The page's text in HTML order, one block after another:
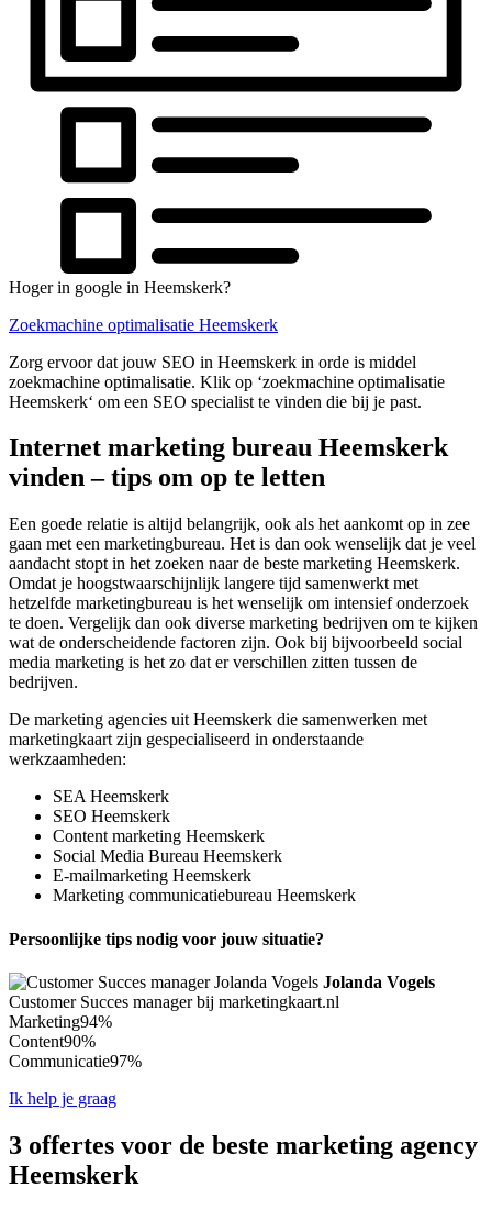
Hoger in google in Heemskerk?
Zoekmachine optimalisatie Heemskerk
Zorg ervoor dat jouw SEO in Heemskerk in orde is middel
zoekmachine optimalisatie. Klik op ‘zoekmachine optimalisatie
Heemskerk‘ om een SEO specialist te vinden die bij je past.
Internet marketing bureau Heemskerk
vinden – tips om op te letten
Een goede relatie is altijd belangrijk, ook als het aankomt op in zee
gaan met een marketingbureau. Het is dan ook wenselijk dat je veel
aandacht stopt in het zoeken naar de beste marketing Heemskerk.
Omdat je hoogstwaarschijnlijk langere tijd samenwerkt met
hetzelfde marketingbureau is het wenselijk om intensief onderzoek
te doen. Vergelijk dan ook diverse marketing bedrijven om te kijken
wat de onderscheidende factoren zijn. Ook bij bijvoorbeeld social
media marketing is het zo dat er verschillen zitten tussen de
bedrijven.
De marketing agencies uit Heemskerk die samenwerken met
marketingkaart zijn gespecialiseerd in onderstaande
werkzaamheden:
SEA Heemskerk
SEO Heemskerk
Content marketing Heemskerk
Social Media Bureau Heemskerk
E-mailmarketing Heemskerk
Marketing communicatiebureau Heemskerk
Persoonlijke tips nodig voor jouw situatie?
Jolanda Vogels
Customer Succes manager bij marketingkaart.nl
Marketing94%
Content90%
Communicatie97%
Ik help je graag
3 offertes voor de beste marketing agency
Heemskerk